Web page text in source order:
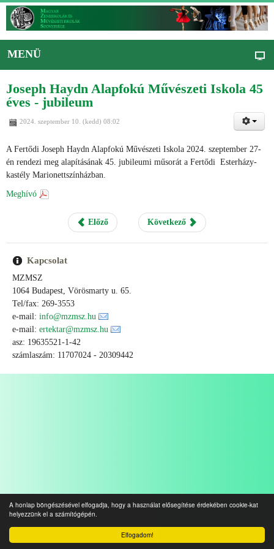
Elfogadom!
A honlap böngészésével elfogadja, hogy a használat elősegítése érdekében cookie-kat
helyezzünk el a számítógépén.
MENÜ
Joseph Haydn Alapfokú Művészeti Iskola 45
éves - jubileum
2024. szeptember 10. (kedd) 08:02
A Fertődi Joseph Haydn Alapfokú Művészeti Iskola 2024. szeptember 27-
én rendezi meg alapításának 45. jubileumi műsorát a Fertődi Esterházy-
kastély Marionettszínházban.
Meghívó
Előző Következő
Kapcsolat
MZMSZ
1064 Budapest, Vörösmarty u. 65.
Tel/fax: 269-3553
e-mail: info@mzmsz.hu
e-mail: ertektar@mzmsz.hu
asz: 19635521-1-42
számlaszám: 11707024 - 20309442